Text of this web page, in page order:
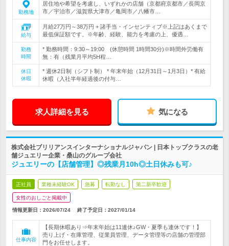
勤務地
居住地や希望を考慮し、いずれかの店舗（京都府京都市／長岡京
市／宇治市／滋賀県大津市／亀岡市／八幡市…
給与
月給27万円～38万円 + 諸手当・インセンティブ※上記はあくまで
最低保証額です。※年齢、経験、能力を考慮の上、優遇…
勤務
時間
* 勤務時間：9:30～19:00 (休憩時間 1時間30分)※時間外労働有
無：有（残業月平均5H程…
休日
休暇
* 週休2日制（シフト制） * 年末年始（12月31日～1月3日）* 有給
休暇（入社半年経過後の付与…
求人詳細を見る 気になる
株式会社ブリリアンスインターナショナルジャパン | 日本トップクラスの老
舗ジュエリー企業・桑山のグループ会社
ジュエリーの【店舗管理】◎残業月10h◎土日休みも可♪
正社員 業種未経験OK 急募 転勤なし 第二新卒歓迎
女性のおしごと掲載中
情報更新日：2026/07/24 終了予定日： 2027/01/14
仕事内容
【長期休暇あり⇒年末年始は11連休♪GW・夏季も連休です！】
売り上げ・在庫管理、従業員管理、データ管理等の店舗の管理部
門をお任せします。